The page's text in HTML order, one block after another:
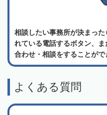
相談したい事務所が決まっ
れている電話するボタン、
合わせ・相談をすることがで
よくある質問